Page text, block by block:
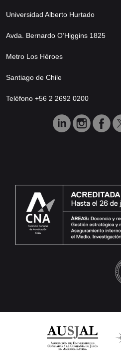
Universidad Alberto Hurtado
Avda. Bernardo O’Higgins 1825
Metro Los Héroes
Santiago de Chile
Teléfono +56 2 2692 0200